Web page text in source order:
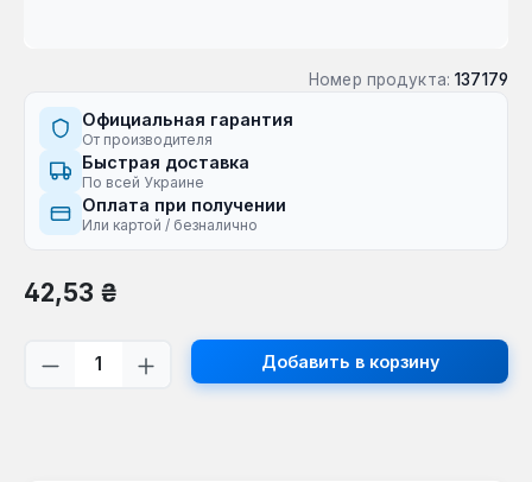
Номер продукта: 137179
Официальная гарантия
От производителя
Быстрая доставка
По всей Украине
Оплата при получении
Или картой / безналично
Обычная цена:
42,53 ₴
Количество продукта: введите
Добавить в корзину